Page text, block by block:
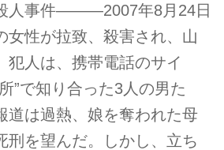
人事件———2007年8月24日
女性が拉致、殺害され、山
犯人は、携帯電話のサイ
”で知り合った3人の男た
道は過熱、娘を奪われた母
刑を望んだ。しかし、立ち